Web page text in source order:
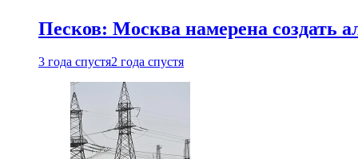
Песков: Москва намерена создать
3 года спустя2 года спустя